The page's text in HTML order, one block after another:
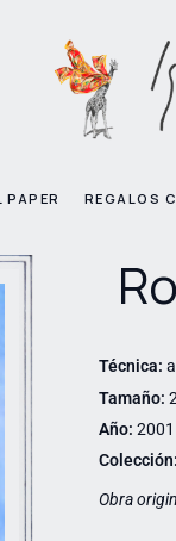
PAPER REGALOS
Técnica:
Tamaño:
Año: 2001
Colección:
Obra